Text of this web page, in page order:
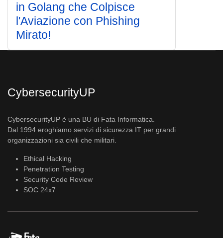
in Golang che Colpisce
l'Aviazione con Phishing
Mirato!
CybersecurityUP
CybersecurityUP è una BU di Fata Informatica.
Dal 1994 eroghiamo servizi di sicurezza IT per grandi
organizzazioni sia civili che militari.
Ethical Hacking
Penetration Testing
Security Code Review
SOC 24x7